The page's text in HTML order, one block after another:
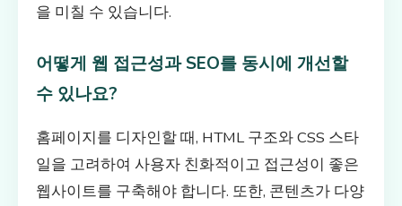
을 미칠 수 있습니다.
어떻게 웹 접근성과 SEO를 동시에 개선할
수 있나요?
홈페이지를 디자인할 때, HTML 구조와 CSS 스타
일을 고려하여 사용자 친화적이고 접근성이 좋은
웹사이트를 구축해야 합니다. 또한, 콘텐츠가 다양